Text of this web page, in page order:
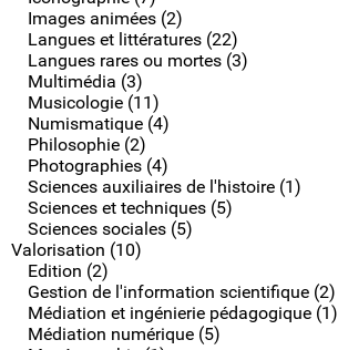
Images animées (2)
Langues et littératures (22)
Langues rares ou mortes (3)
Multimédia (3)
Musicologie (11)
Numismatique (4)
Philosophie (2)
Photographies (4)
Sciences auxiliaires de l'histoire (1)
Sciences et techniques (5)
Sciences sociales (5)
Valorisation (10)
Edition (2)
Gestion de l'information scientifique (2)
Médiation et ingénierie pédagogique (1)
Médiation numérique (5)